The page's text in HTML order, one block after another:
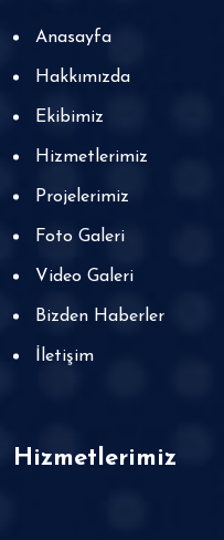
Anasayfa
Hakkımızda
Ekibimiz
Hizmetlerimiz
Projelerimiz
Foto Galeri
Video Galeri
Bizden Haberler
İletişim
Hizmetlerimiz